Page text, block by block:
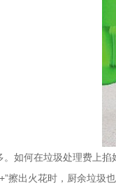
如何在垃圾处理费上掐
出火花时，厨余垃圾